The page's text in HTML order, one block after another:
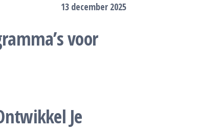
13 december 2025
voor
Je